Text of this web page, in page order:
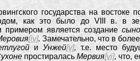
государства на востоке
как это было до VIII в. в
примером является создание
[iv]. Замечательно, что в
и Унжей[v], т.е. место
простиралась Мервия[vi], что,